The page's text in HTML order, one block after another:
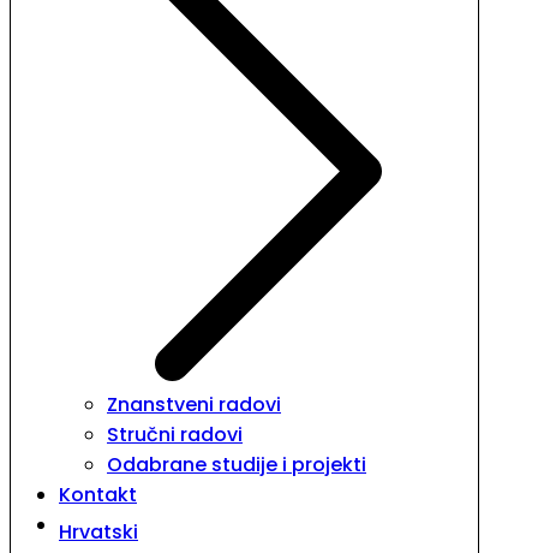
Znanstveni radovi
Stručni radovi
Odabrane studije i projekti
Kontakt
Hrvatski